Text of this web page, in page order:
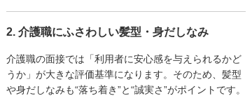
2. 介護職にふさわしい髪型・身だしなみ
介護職の面接では「利用者に安心感を与えられるかど
うか」が大きな評価基準になります。そのため、髪型
や身だしなみも“落ち着き”と“誠実さ”がポイントです。